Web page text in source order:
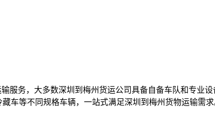
服务，大多数深圳到梅州货运公司具备自备车队和专业
等不同规格车辆，一站式满足深圳到梅州货物运输需